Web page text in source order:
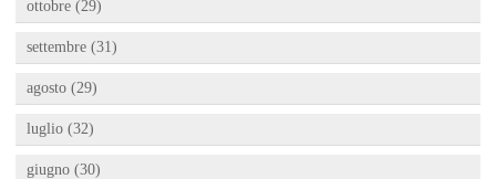
ottobre (29)
settembre (31)
agosto (29)
luglio (32)
giugno (30)